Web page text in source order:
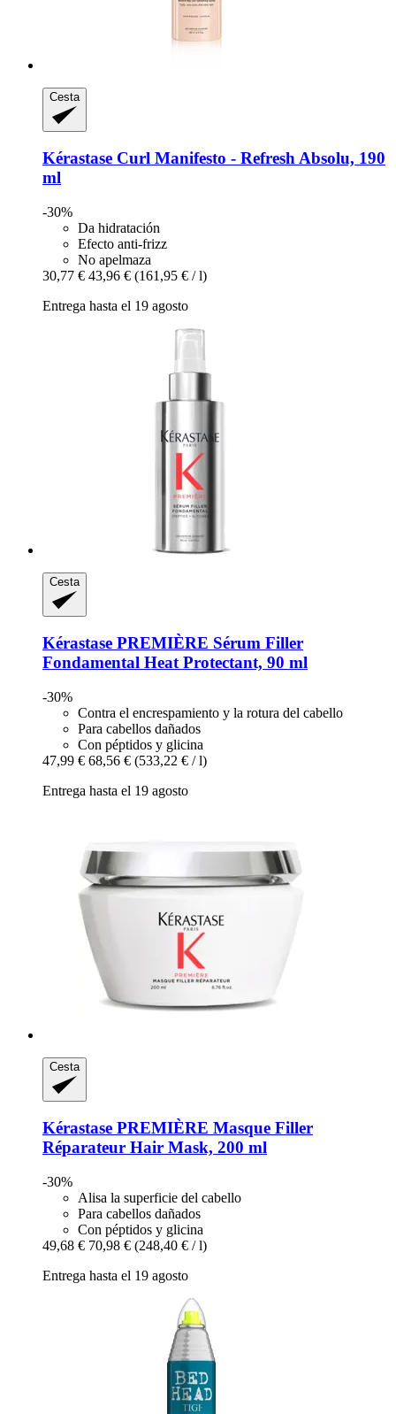
Cesta
Kérastase Curl Manifesto -​ Refresh Absolu, 190
ml
-30%
Da hidratación
Efecto anti-frizz
No apelmaza
30,77 € 43,96 € (161,95 € / l)
Entrega hasta el 19 agosto
Cesta
Kérastase PREMIÈRE Sérum Filler
Fondamental Heat Protectant, 90 ml
-30%
Contra el encrespamiento y la rotura del cabello
Para cabellos dañados
Con péptidos y glicina
47,99 € 68,56 € (533,22 € / l)
Entrega hasta el 19 agosto
Cesta
Kérastase PREMIÈRE Masque Filler
Réparateur Hair Mask, 200 ml
-30%
Alisa la superficie del cabello
Para cabellos dañados
Con péptidos y glicina
49,68 € 70,98 € (248,40 € / l)
Entrega hasta el 19 agosto